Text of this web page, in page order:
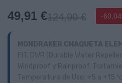
49,91 €124,90 € -